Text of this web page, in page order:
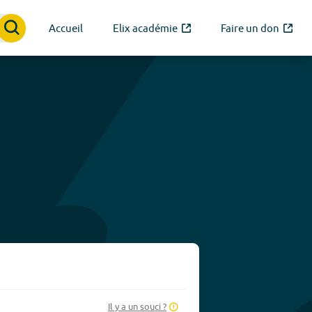
Accueil Elix académie Faire un don
Il y a un souci ?